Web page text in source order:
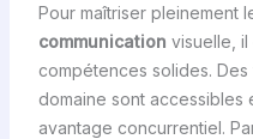
Pour maîtriser pleinement
communication visuelle, il
compétences solides.
domaine sont
avantage concurrentiel.